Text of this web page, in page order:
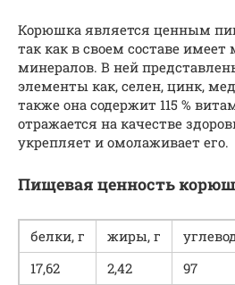
Корюшка является ценным
так как в своем составе имеет
минералов. В ней
элементы как, селен, цинк,
также она содержит 115 %
отражается на качестве
укрепляет и омолаживает его.
Пищевая ценность
белки, г жиры, г
17,62
2,42 97